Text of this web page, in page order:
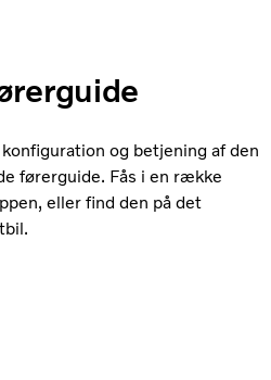
og betjening af den
førerguide. Fås i en række
eller find den på det